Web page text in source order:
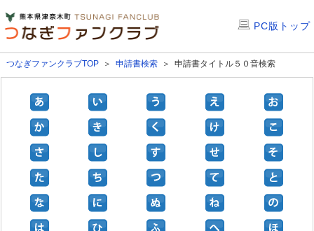
PC版トップ
つなぎファンクラブTOP ＞申請書検索 ＞ 申請書タイトル５０音検索